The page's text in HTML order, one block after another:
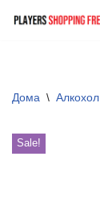
Дома \ Алкохол
Sale!